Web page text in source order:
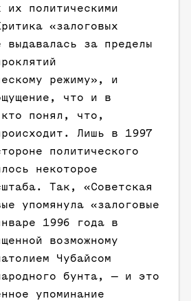
их политическими
«залоговых
выдавалась за пределы
режиму», и
что и в
кто понял, что,
Лишь в 1997
политического
некоторое
Так, «Советская
упомянула «залоговые
1996 года в
возможному
Чубайсом
бунта, — и это
упоминание